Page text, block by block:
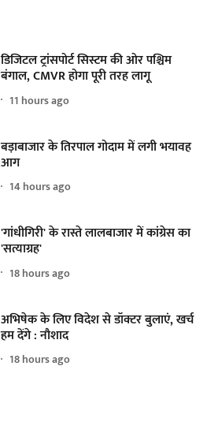
डिजिटल ट्रांसपोर्ट सिस्टम की ओर पश्चिम
बंगाल, CMVR होगा पूरी तरह लागू
11 hours ago
बड़ाबाजार के तिरपाल गोदाम में लगी भयावह
आग
14 hours ago
'गांधीगिरी' के रास्ते लालबाजार में कांग्रेस का
'सत्याग्रह'
18 hours ago
अभिषेक के लिए विदेश से डॉक्टर बुलाएं, खर्च
हम देंगे : नौशाद
18 hours ago